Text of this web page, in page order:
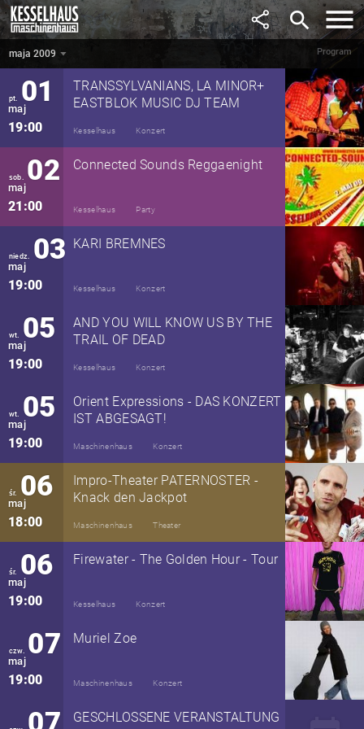
search
Program
20:00 Maschinenhaus Party
maja 2009
pt. 01
maj
19:00
TRANSSYLVANIANS, LA MINOR+
EASTBLOK MUSIC DJ TEAM
Kesselhaus Konzert
sob. 02
maj
21:00
Connected Sounds Reggaenight
Kesselhaus Party
niedz. 03
maj
19:00
KARI BREMNES
Kesselhaus Konzert
wt. 05
maj
19:00
AND YOU WILL KNOW US BY THE
TRAIL OF DEAD
Kesselhaus Konzert
wt. 05
maj
19:00
Orient Expressions - DAS KONZERT
IST ABGESAGT!
Maschinenhaus Konzert
śr. 06
maj
18:00
Impro-Theater PATERNOSTER -
Knack den Jackpot
Maschinenhaus Theater
śr. 06
maj
19:00
Firewater - The Golden Hour - Tour
Kesselhaus Konzert
czw. 07
maj
19:00
Muriel Zoe
Maschinenhaus Konzert
GESCHLOSSENE VERANSTALTUNG
maja 2009 ▼